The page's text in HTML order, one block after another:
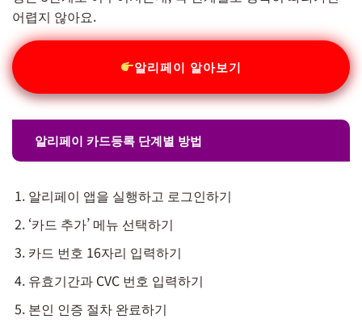
어렵지 않아요.
알리페이 알아보기
알리페이 카드등록 단계별 방법
알리페이 앱을 실행하고 로그인하기
‘카드 추가’ 메뉴 선택하기
카드 번호 16자리 입력하기
유효기간과 CVC 번호 입력하기
본인 인증 절차 완료하기